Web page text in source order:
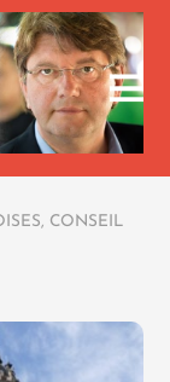
, CONSEIL